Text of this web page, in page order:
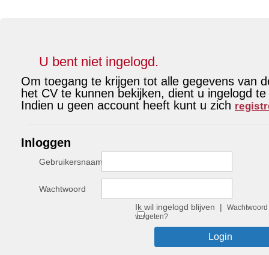
U bent niet ingelogd.
Om toegang te krijgen tot alle gegevens van
het CV te kunnen bekijken, dient u ingelogd te
Indien u geen account heeft kunt u zich
Inloggen
Gebruikersnaam
Wachtwoord
Ik wil ingelogd blijven | Wachtwoord
vergeten?